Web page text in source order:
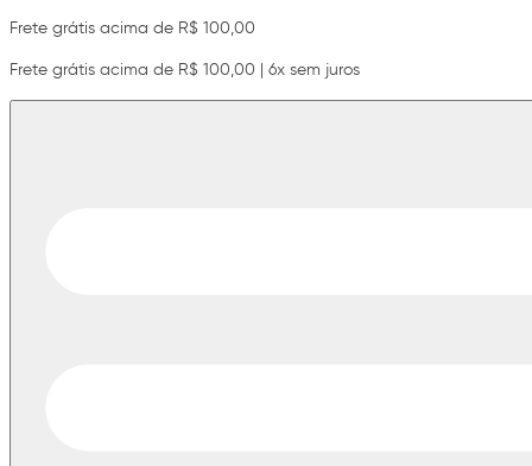
Frete grátis acima de R$ 100,00
Frete grátis acima de R$ 100,00 | 6x sem juros